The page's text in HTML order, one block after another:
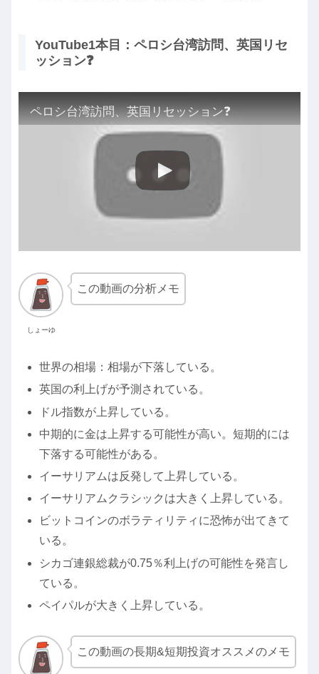
YouTube1本目：ペロシ台湾訪問、英国リセ
ッション❓
ペロシ台湾訪問、英国リセッション❓
しょーゆ
この動画の分析メモ
世界の相場：相場が下落している。
英国の利上げが予測されている。
ドル指数が上昇している。
中期的に金は上昇する可能性が高い。短期的には
下落する可能性がある。
イーサリアムは反発して上昇している。
イーサリアムクラシックは大きく上昇している。
ビットコインのボラティリティに恐怖が出てきて
いる。
シカゴ連銀総裁が0.75％利上げの可能性を発言し
ている。
ペイパルが大きく上昇している。
この動画の長期&短期投資オススメのメモ